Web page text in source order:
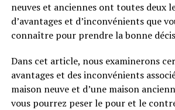
neuves et anciennes ont toutes deux
d’avantages et d’inconvénients que
connaître pour prendre la bonne
Dans cet article, nous examinerons
avantages et des inconvénients
maison neuve et d’une maison
vous pourrez peser le pour et le